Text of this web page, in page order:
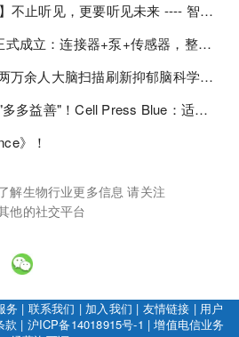
【人工耳蜗技术解读】不止听见，更要听见未来 ---- 智能耳蜗，开启人工耳蜗技术新纪元！
官宣 | CPC Biotech正式成立：连接器+泵+传感器，整合生物制药流体管理解决方案！
Nat Mental Health：两万余人大脑扫描刷新抑郁脑科学认知！抑郁不只是情绪病，视觉、运动脑区同步受损！
实锤！蛋白质真不是"多多益善"！Cell Press Blue：适度限蛋白，反而拉长健康寿命！
》！
解生物行业更多信息 请关注
他的社交平台
务 | 联系我们 | 加入我们 | 友情链接 | 用户
款 | 沪ICP备14018915号-1 |增值电信业务